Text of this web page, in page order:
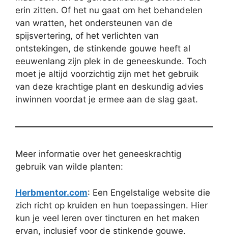
erin zitten. Of het nu gaat om het behandelen
van wratten, het ondersteunen van de
spijsvertering, of het verlichten van
ontstekingen, de stinkende gouwe heeft al
eeuwenlang zijn plek in de geneeskunde. Toch
moet je altijd voorzichtig zijn met het gebruik
van deze krachtige plant en deskundig advies
inwinnen voordat je ermee aan de slag gaat.
Meer informatie over het geneeskrachtig
gebruik van wilde planten:
Herbmentor.com: Een Engelstalige website die
zich richt op kruiden en hun toepassingen. Hier
kun je veel leren over tincturen en het maken
ervan, inclusief voor de stinkende gouwe.